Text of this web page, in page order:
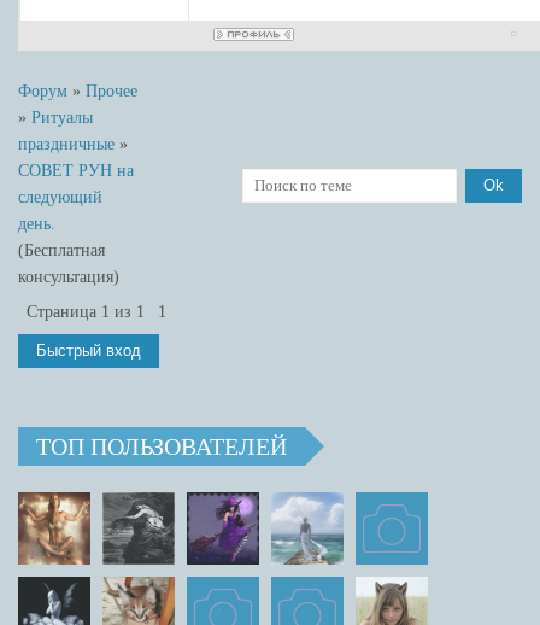
Форум » Прочее
» Ритуалы
праздничные »
СОВЕТ РУН на
следующий
день.
(Бесплатная
консультация)
Страница 1 из 1 1
ТОП ПОЛЬЗОВАТЕЛЕЙ